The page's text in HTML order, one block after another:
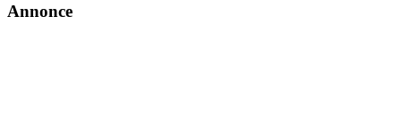
Annonce